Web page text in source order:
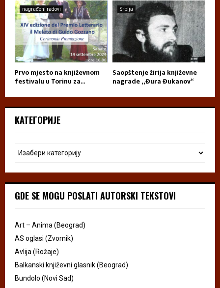
nagrađeni radovi
Prvo mjesto na književnom
festivalu u Torinu za...
Srbija
Saopštenje žirija književne
nagrade „Đura Đukanov“
КАТЕГОРИЈЕ
GDE SE MOGU POSLATI AUTORSKI TEKSTOVI
Art – Anima (Beograd)
AS oglasi (Zvornik)
Avlija (Rožaje)
Balkanski književni glasnik (Beograd)
Bundolo (Novi Sad)